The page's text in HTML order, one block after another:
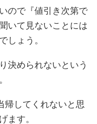
ので『値引き次第で
いて見ないことには
しょう。
決められないという
帰してくれないと思
ます。